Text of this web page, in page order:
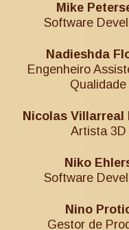
Mike
Software
Nadieshda
Engenheiro
Qualidade
Nicolas Villarreal
Artista 3D
Niko
Software
Nino
Gestor de